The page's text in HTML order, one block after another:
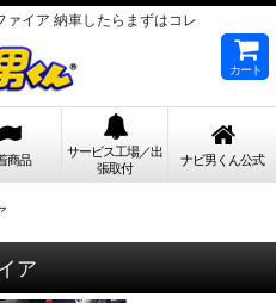
イア 納車したらまずはコレ
カート
商品
サービス工場／出
張取付
ナビ男くん公式
ア